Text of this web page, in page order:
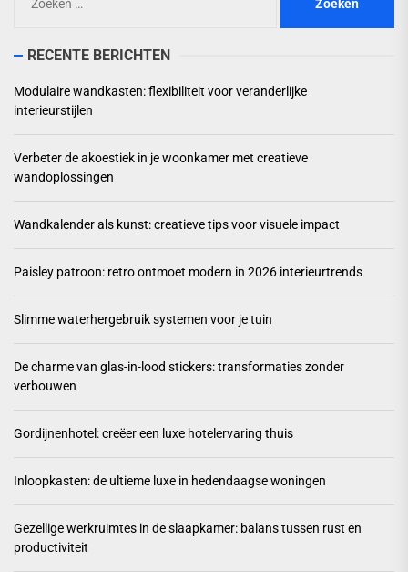
naar:
RECENTE BERICHTEN
Modulaire wandkasten: flexibiliteit voor veranderlijke
interieurstijlen
Verbeter de akoestiek in je woonkamer met creatieve
wandoplossingen
Wandkalender als kunst: creatieve tips voor visuele impact
Paisley patroon: retro ontmoet modern in 2026 interieurtrends
Slimme waterhergebruik systemen voor je tuin
De charme van glas-in-lood stickers: transformaties zonder
verbouwen
Gordijnenhotel: creëer een luxe hotelervaring thuis
Inloopkasten: de ultieme luxe in hedendaagse woningen
Gezellige werkruimtes in de slaapkamer: balans tussen rust en
productiviteit